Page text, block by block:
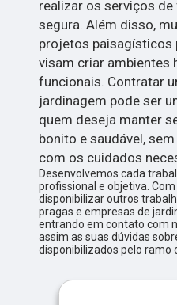
realizar os serviços
segura. Além disso,
projetos paisagísticos
visam criar ambientes
funcionais. Contratar
jardinagem pode ser
quem deseja manter
bonito e saudável,
com os cuidados
Desenvolvemos cada
profissional e objetiva.
disponibilizar outros
pragas e empresas de
entrando em contato com
assim as suas dúvidas
disponibilizados pelo ramo